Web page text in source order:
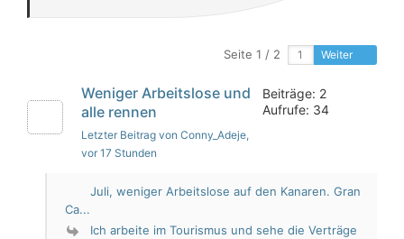
Seite 1 / 2 Weiter
Weniger Arbeitslose und
alle rennen
Letzter Beitrag von Conny_Adeje,
vor 17 Stunden
Beiträge: 2
Aufrufe: 34
Juli, weniger Arbeitslose auf den Kanaren. Gran
Ca...
Ich arbeite im Tourismus und sehe die Verträge